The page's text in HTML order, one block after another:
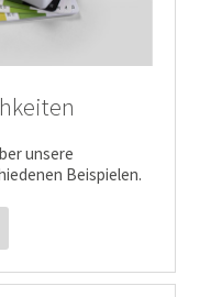
unsere
Beispielen.